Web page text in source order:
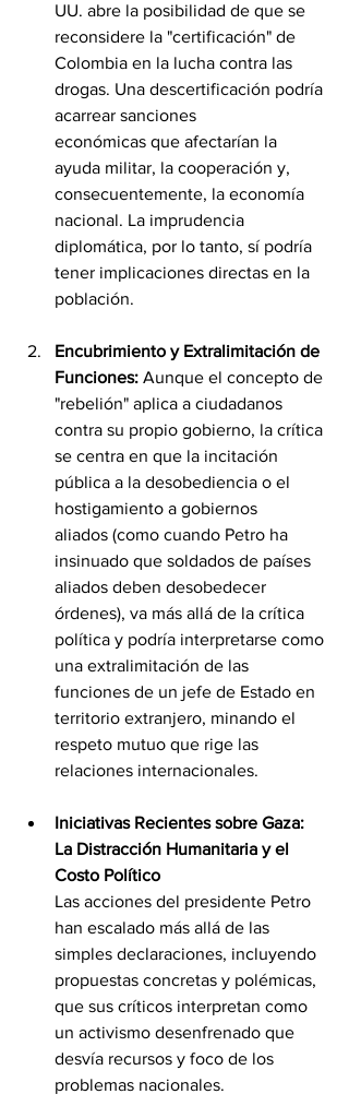
UU. abre la posibilidad de que se
reconsidere la "certificación" de
Colombia en la lucha contra las
drogas. Una descertificación podría
acarrear sanciones
económicas que afectarían la
ayuda militar, la cooperación y,
consecuentemente, la economía
nacional. La imprudencia
diplomática, por lo tanto, sí podría
tener implicaciones directas en la
población.
Encubrimiento y Extralimitación de
Funciones: Aunque el concepto de
"rebelión" aplica a ciudadanos
contra su propio gobierno, la crítica
se centra en que la incitación
pública a la desobediencia o el
hostigamiento a gobiernos
aliados (como cuando Petro ha
insinuado que soldados de países
aliados deben desobedecer
órdenes), va más allá de la crítica
política y podría interpretarse como
una extralimitación de las
funciones de un jefe de Estado en
territorio extranjero, minando el
respeto mutuo que rige las
relaciones internacionales.
Iniciativas Recientes sobre Gaza:
La Distracción Humanitaria y el
Costo Político
Las acciones del presidente Petro
han escalado más allá de las
simples declaraciones, incluyendo
propuestas concretas y polémicas,
que sus críticos interpretan como
un activismo desenfrenado que
desvía recursos y foco de los
problemas nacionales.